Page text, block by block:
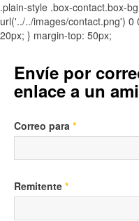
.plain-style .box-contact.box-
url('../../images/contact.png')
20px; } margin-top: 50px;
Envíe por
enlace a un
Correo para *
Remitente *